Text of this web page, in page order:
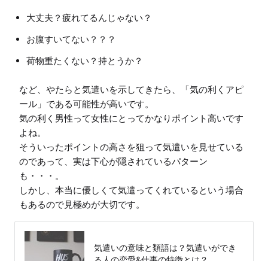
大丈夫？疲れてるんじゃない？
お腹すいてない？？？
荷物重たくない？持とうか？
など、やたらと気遣いを示してきたら、「気の利くアピ
ール」である可能性が高いです。
気の利く男性って女性にとってかなりポイント高いです
よね。
そういったポイントの高さを狙って気遣いを見せている
のであって、実は下心が隠されているパターン
も・・・。
しかし、本当に優しくて気遣ってくれているという場合
気遣いの意味と類語は？気遣いができ